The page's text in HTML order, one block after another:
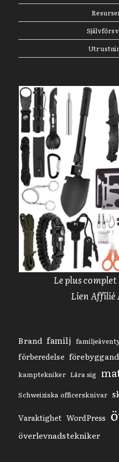
Le plus
Lien Affilié
Brand familj
förberedelse
kamptekniker Lära sig
Schweiziska officersknivar
Varaktighet WordPress
överlevnadstekniker